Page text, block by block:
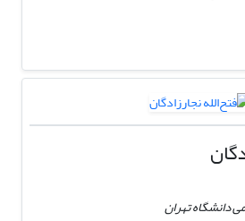
دانشگاه تهران